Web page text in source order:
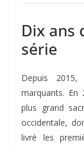
Dix ans
série
Depuis
marquants. En
plus grand
occidentale,
livré les